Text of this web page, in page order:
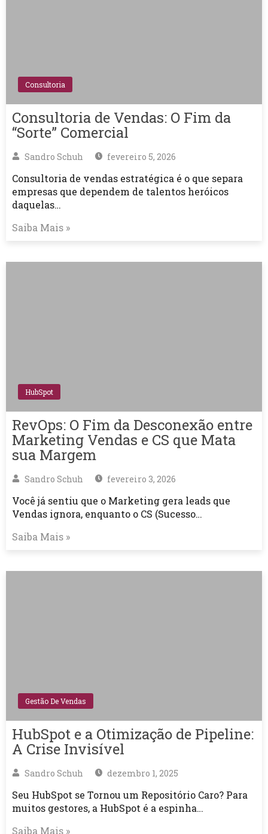
Consultoria
Consultoria de Vendas: O Fim da
“Sorte” Comercial
Sandro Schuh fevereiro 5, 2026
Consultoria de vendas estratégica é o que separa
empresas que dependem de talentos heróicos
daquelas…
Saiba Mais »
HubSpot
RevOps: O Fim da Desconexão entre
Marketing Vendas e CS que Mata
sua Margem
Sandro Schuh fevereiro 3, 2026
Você já sentiu que o Marketing gera leads que
Vendas ignora, enquanto o CS (Sucesso…
Saiba Mais »
Gestão De Vendas
HubSpot e a Otimização de Pipeline:
A Crise Invisível
Sandro Schuh dezembro 1, 2025
Seu HubSpot se Tornou um Repositório Caro? Para
muitos gestores, a HubSpot é a espinha…
Saiba Mais »